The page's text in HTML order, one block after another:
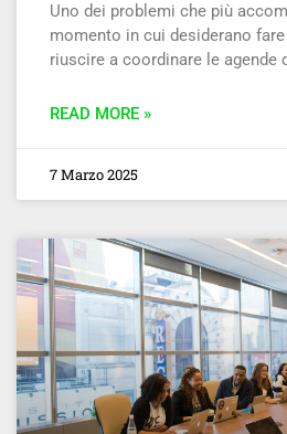
Uno dei problemi che più
momento in cui desiderano
riuscire a coordinare le agende
READ MORE »
7 Marzo 2025